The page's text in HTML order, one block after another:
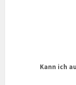
Kann ich